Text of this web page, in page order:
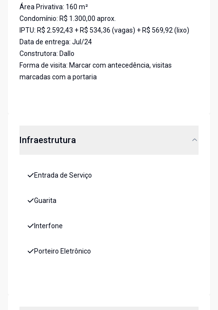
Área Privativa: 160 m²
Condomínio: R$ 1.300,00 aprox.
IPTU: R$ 2.592,43 + R$ 534,36 (vagas) + R$ 569,92 (lixo)
Data de entrega: Jul/24
Construtora: Dallo
Forma de visita: Marcar com antecedência, visitas
marcadas com a portaria
Infraestrutura
Entrada de Serviço
Guarita
Interfone
Porteiro Eletrônico